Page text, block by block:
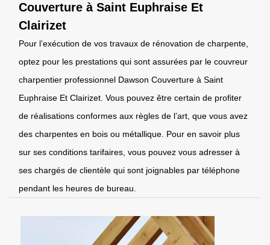
Couverture à Saint Euphraise Et
Clairizet
Pour l’exécution de vos travaux de rénovation de charpente,
optez pour les prestations qui sont assurées par le couvreur
charpentier professionnel Dawson Couverture à Saint
Euphraise Et Clairizet. Vous pouvez être certain de profiter
de réalisations conformes aux règles de l’art, que vous avez
des charpentes en bois ou métallique. Pour en savoir plus
sur ses conditions tarifaires, vous pouvez vous adresser à
ses chargés de clientèle qui sont joignables par téléphone
pendant les heures de bureau.